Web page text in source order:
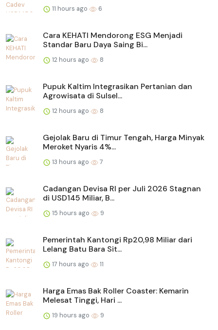
11 hours ago 6
Cara KEHATI Mendorong ESG Menjadi
Standar Baru Daya Saing Bi...
12 hours ago 8
Pupuk Kaltim Integrasikan Pertanian dan
Agrowisata di Sulsel...
12 hours ago 8
Gejolak Baru di Timur Tengah, Harga Minyak
Meroket Nyaris 4%...
13 hours ago 7
Cadangan Devisa RI per Juli 2026 Stagnan
di USD145 Miliar, B...
15 hours ago 9
Pemerintah Kantongi Rp20,98 Miliar dari
Lelang Batu Bara Sit...
17 hours ago 11
Harga Emas Bak Roller Coaster: Kemarin
Melesat Tinggi, Hari ...
19 hours ago 9